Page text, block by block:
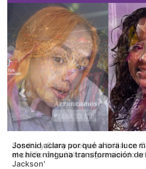
Josenid aclara por qué ahora luce
me hice ninguna transformación de
Jackson'
Previous